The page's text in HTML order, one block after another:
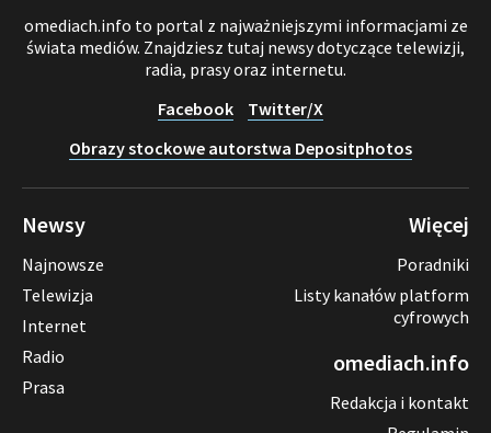
omediach.info to portal z najważniejszymi informacjami ze
świata mediów. Znajdziesz tutaj newsy dotyczące telewizji,
radia, prasy oraz internetu.
Facebook
Twitter/X
Obrazy stockowe autorstwa Depositphotos
Newsy
Najnowsze
Telewizja
Internet
Radio
Prasa
Więcej
Poradniki
Listy kanałów platform
cyfrowych
omediach.info
Redakcja i kontakt